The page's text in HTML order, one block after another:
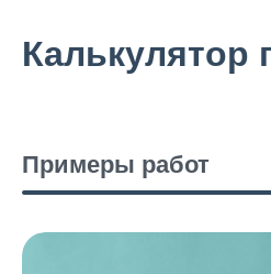
Калькулятор
Примеры работ